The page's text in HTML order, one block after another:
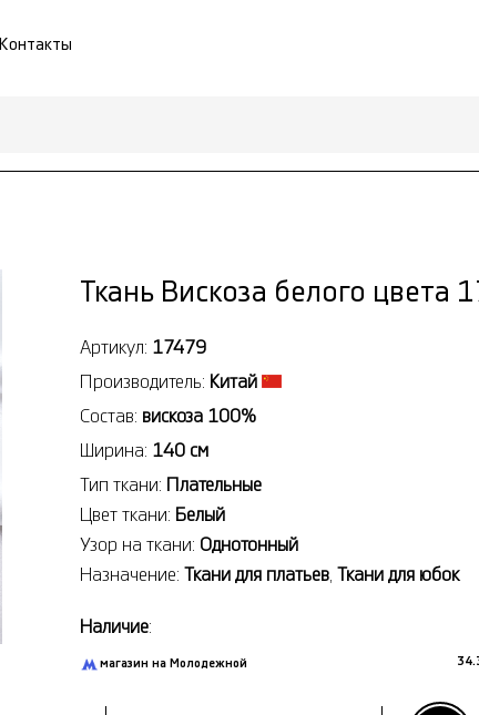
Контакты
Ткань Вискоза белого цвета
Артикул: 17479
Производитель: Китай
Состав: вискоза 100%
Ширина: 140 см
Тип ткани: Плательные
Цвет ткани: Белый
Узор на ткани: Однотонный
Назначение: Ткани для платьев Ткани для юбок
Наличие:
магазин на Молодежной